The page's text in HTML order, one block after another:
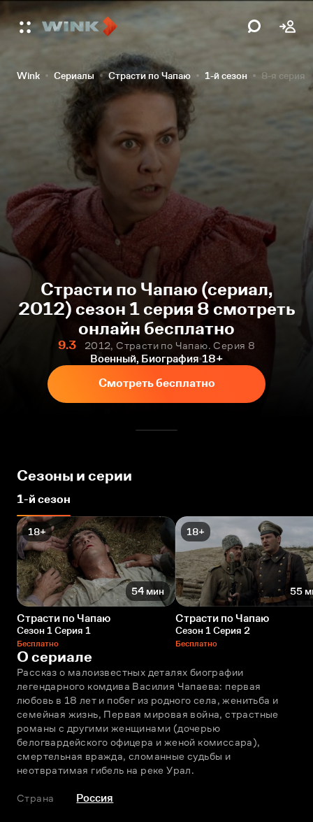
Wink Сериалы Страсти по Чапаю 1-й сезон 8-я серия
Страсти по Чапаю (сериал,
2012) сезон 1 серия 8 смотреть
онлайн бесплатно
9.3
2012, Страсти по Чапаю. Серия 8
Военный, Биография 18+
Смотреть бесплатно
Сезоны и серии
1-й сезон
18+
54 мин
Страсти по Чапаю
Сезон 1 Серия 1
Бесплатно
18+
55
Страсти по Чапаю
Сезон 1 Серия 2
Бесплатно
О сериале
Рассказ о малоизвестных деталях биографии
легендарного комдива Василия Чапаева: первая
любовь в 18 лет и побег из родного села, женитьба и
семейная жизнь, Первая мировая война, страстные
романы с другими женщинами (дочерью
белогвардейского офицера и женой комиссара),
смертельная вражда, сломанные судьбы и
неотвратимая гибель на реке Урал.
Страна Россия